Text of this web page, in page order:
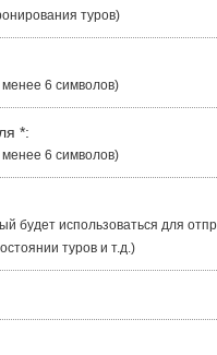
туров)
6 символов)
*:
6 символов)
будет использоваться для
туров и т.д.)